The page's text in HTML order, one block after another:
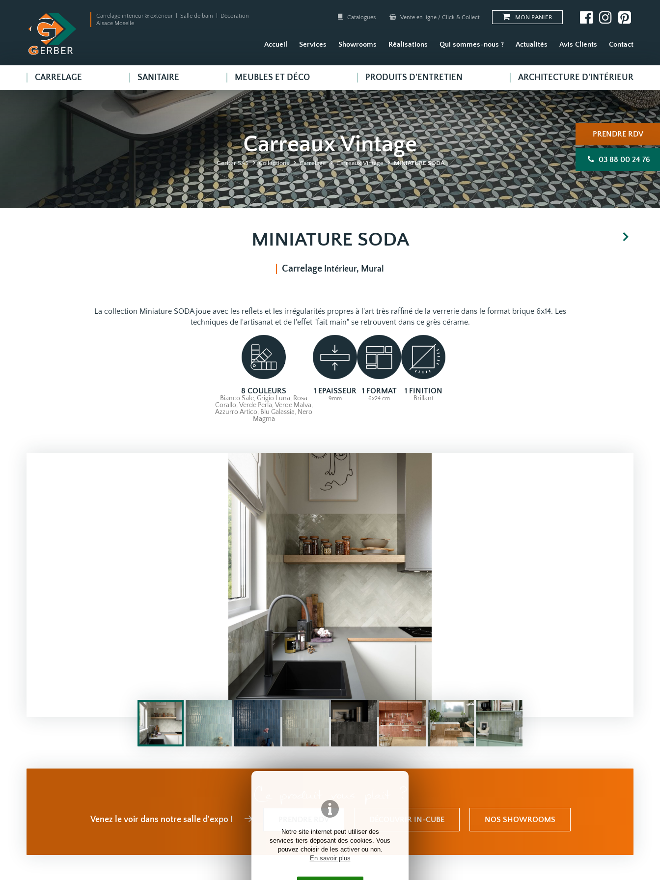
Notre site internet peut utiliser des
services tiers déposant des cookies. Vous
pouvez choisir de les activer ou non.
En savoir plus
Carrelage intérieur & extérieur | Salle de bain | Décoration
Alsace Moselle
Catalogues Vente en ligne / Click & Collect MON PANIER
Accueil Services Showrooms Réalisations Qui sommes-nous ? Actualités Avis Clients Contact
CARRELAGE SANITAIRE MEUBLES ET DÉCO PRODUITS D'ENTRETIEN ARCHITECTURE D'INTÉRIEUR
PRENDRE RDV
03 88 00 24 76
Carreaux Vintage
Gerber SAS Collections Carrelage Carreaux Vintage MINIATURE SODA
MINIATURE SODA
Carrelage Intérieur, Mural
La collection Miniature SODA joue avec les reflets et les irrégularités propres à l'art très raffiné de la verrerie dans le format brique 6x14. Les
techniques de l'artisanat et de l'effet "fait main" se retrouvent dans ce grès cérame.
8 COULEURS
Bianco Sale, Grigio Luna, Rosa
Corallo, Verde Perla, Verde Malva,
Azzurro Artico, Blu Galassia, Nero
Magma
1 EPAISSEUR
9mm
1 FORMAT
6x24 cm
1 FINITION
Brillant
Ce produit vous plait ?
Venez le voir dans notre salle d'expo ! PRENDRE RDV DÉCOUVRIR IN-CUBE NOS SHOWROOMS